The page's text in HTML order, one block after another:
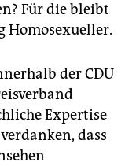
Für die bleibt
Homosexueller.
der CDU
Expertise
dass